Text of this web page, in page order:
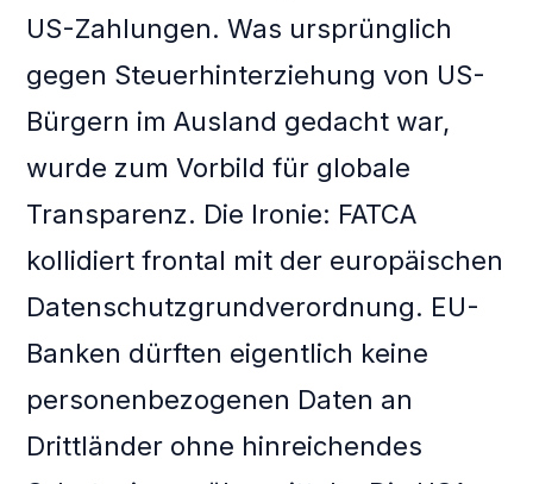
US-Zahlungen. Was ursprünglich
gegen Steuerhinterziehung von US-
Bürgern im Ausland gedacht war,
wurde zum Vorbild für globale
Transparenz. Die Ironie: FATCA
kollidiert frontal mit der europäischen
Datenschutzgrundverordnung. EU-
Banken dürften eigentlich keine
personenbezogenen Daten an
Drittländer ohne hinreichendes